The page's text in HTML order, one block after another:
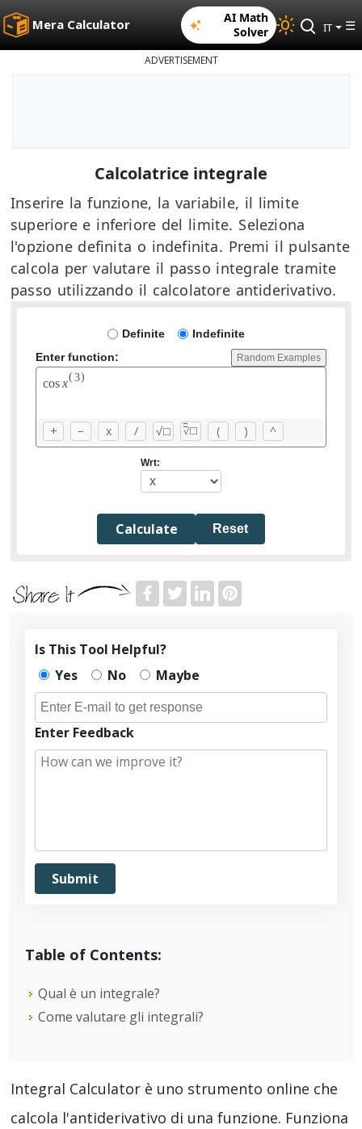
Mera Calculator
AI Math
Solver
IT ☰
ADVERTISEMENT
Calcolatrice integrale
Inserire la funzione, la variabile, il limite
superiore e inferiore del limite. Seleziona
l'opzione definita o indefinita. Premi il pulsante
calcola per valutare il passo integrale tramite
passo utilizzando il calcolatore antiderivativo.
Definite
Indefinite
Enter function:
Random Examples
cosx
(3)
+ − x / √☐
□
√☐ ( ) ^
Wrt:
Reset
Table of Contents:
Qual è un integrale?
Come valutare gli integrali?
Is This Tool Helpful?
Yes
No Maybe
Enter Feedback
Integral Calculator è uno strumento online che
calcola l'antiderivativo di una funzione. Funziona